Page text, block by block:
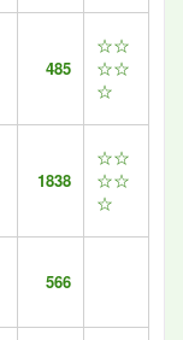
485
☆☆
☆☆
☆
1838
☆☆
☆☆
☆
566